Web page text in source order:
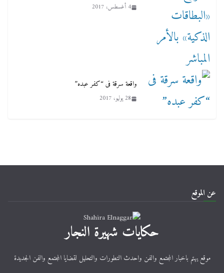
4 أغسطس، 2017
واقعة سرقة فى “كفر عبده”
28 يوليو، 2017
عن الموقع
حكايات شهيرة النجار
موقع يهتم باخبار المجتمع والفن واحدث التطورات والتحليل لقضايا المجتمع والفن الجديدة